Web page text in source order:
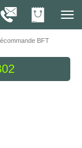
1001
BFT